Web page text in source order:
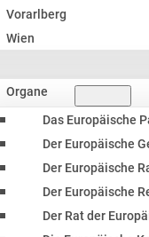
Vorarlberg
Wien
Organe
Das Europäische
Der Europäische
Der Europäische
Der Europäische
Der Rat der